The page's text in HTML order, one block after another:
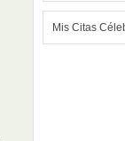
Mis Citas